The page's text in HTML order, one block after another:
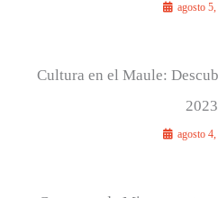
agosto
Cultura en el Maule:
2023
agosto